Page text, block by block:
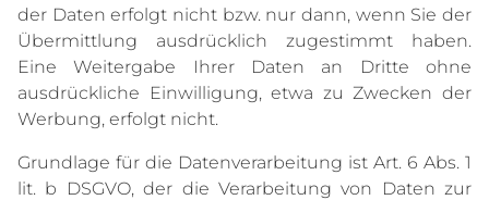
der Daten erfolgt nicht bzw. nur dann, wenn Sie der
Übermittlung ausdrücklich zugestimmt haben.
Eine Weitergabe Ihrer Daten an Dritte ohne
ausdrückliche Einwilligung, etwa zu Zwecken der
Werbung, erfolgt nicht.
Grundlage für die Datenverarbeitung ist Art. 6 Abs. 1
lit. b DSGVO, der die Verarbeitung von Daten zur